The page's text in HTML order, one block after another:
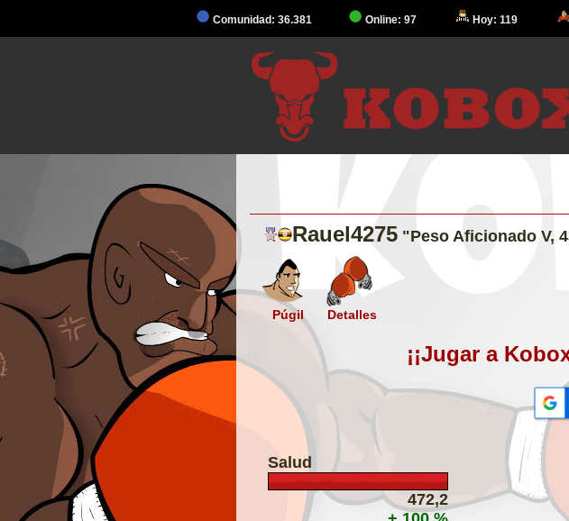
Comunidad: 36.381 Online: 97 Hoy: 119
Rauel4275 "Peso Aficionado V,
Púgil Detalles
¡¡Jugar a
Salud
472,2